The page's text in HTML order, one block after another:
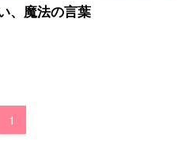
、魔法の言葉
1